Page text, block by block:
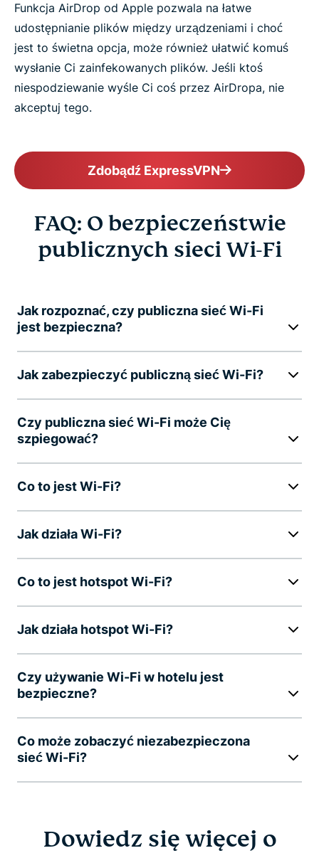
Funkcja AirDrop od Apple pozwala na łatwe
udostępnianie plików między urządzeniami i choć
jest to świetna opcja, może również ułatwić komuś
wysłanie Ci zainfekowanych plików. Jeśli ktoś
niespodziewanie wyśle Ci coś przez AirDropa, nie
akceptuj tego.
Zdobądź ExpressVPN
FAQ: O bezpieczeństwie
publicznych sieci Wi-Fi
Jak rozpoznać, czy publiczna sieć Wi-Fi
jest bezpieczna?
Jak zabezpieczyć publiczną sieć Wi-Fi?
Czy publiczna sieć Wi-Fi może Cię
szpiegować?
Co to jest Wi-Fi?
Jak działa Wi-Fi?
Co to jest hotspot Wi-Fi?
Jak działa hotspot Wi-Fi?
Czy używanie Wi-Fi w hotelu jest
bezpieczne?
Co może zobaczyć niezabezpieczona
sieć Wi-Fi?
Dowiedz się więcej o